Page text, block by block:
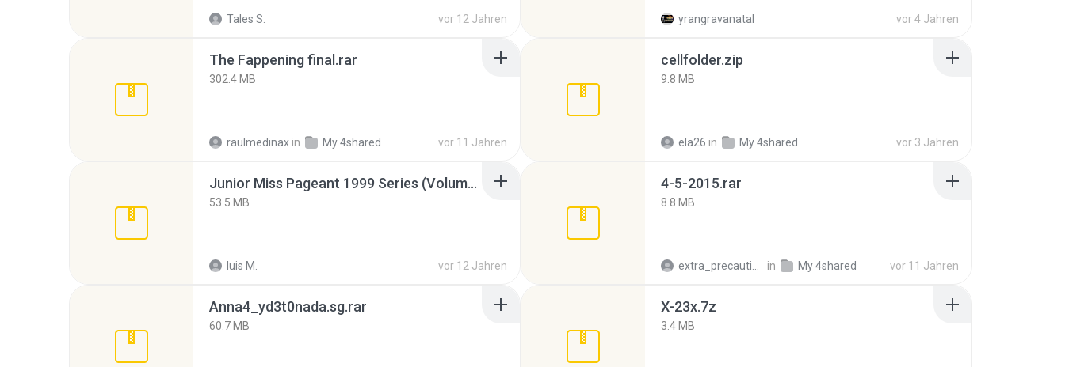
Tales S. vor 12 Jahren yrangravanatal vor 4 Jahren
The Fappening final.rar
302.4 MB
raulmedinax in My 4shared vor 11 Jahren
cellfolder.zip
9.8 MB
ela26 in My 4shared vor 3 Jahren
Junior Miss Pageant 1999 Series (Volume I Part I NC 6).7z
53.5 MB
luis M. vor 12 Jahren
4-5-2015.rar
8.8 MB
in My 4shared vor 11 Jahren
Anna4_yd3t0nada.sg.rar
60.7 MB
X-23x.7z
3.4 MB